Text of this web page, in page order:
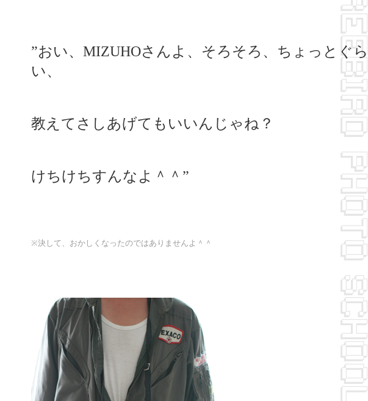
”おい、MIZUHOさんよ、そろそろ、ちょっとぐら
い、
教えてさしあげてもいいんじゃね？
けちけちすんなよ＾＾”
※決して、おかしくなったのではありませんよ＾＾